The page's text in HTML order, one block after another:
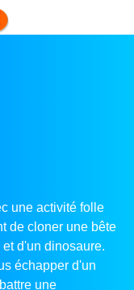
une activité folle
de cloner une bête
d'un dinosaure.
échapper d'un
une